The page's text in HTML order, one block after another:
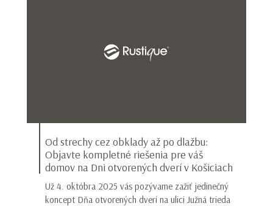
Od strechy cez obklady až po dlažbu:
Objavte kompletné riešenia pre váš
domov na Dni otvorených dverí v Košiciach
Už 4. októbra 2025 vás pozývame zažiť jedinečný
koncept Dňa otvorených dverí na ulici Južná trieda